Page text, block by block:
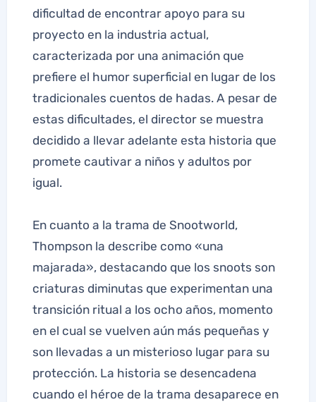
dificultad de encontrar apoyo para su
proyecto en la industria actual,
caracterizada por una animación que
prefiere el humor superficial en lugar de los
tradicionales cuentos de hadas. A pesar de
estas dificultades, el director se muestra
decidido a llevar adelante esta historia que
promete cautivar a niños y adultos por
igual.
En cuanto a la trama de Snootworld,
Thompson la describe como «una
majarada», destacando que los snoots son
criaturas diminutas que experimentan una
transición ritual a los ocho años, momento
en el cual se vuelven aún más pequeñas y
son llevadas a un misterioso lugar para su
protección. La historia se desencadena
cuando el héroe de la trama desaparece en